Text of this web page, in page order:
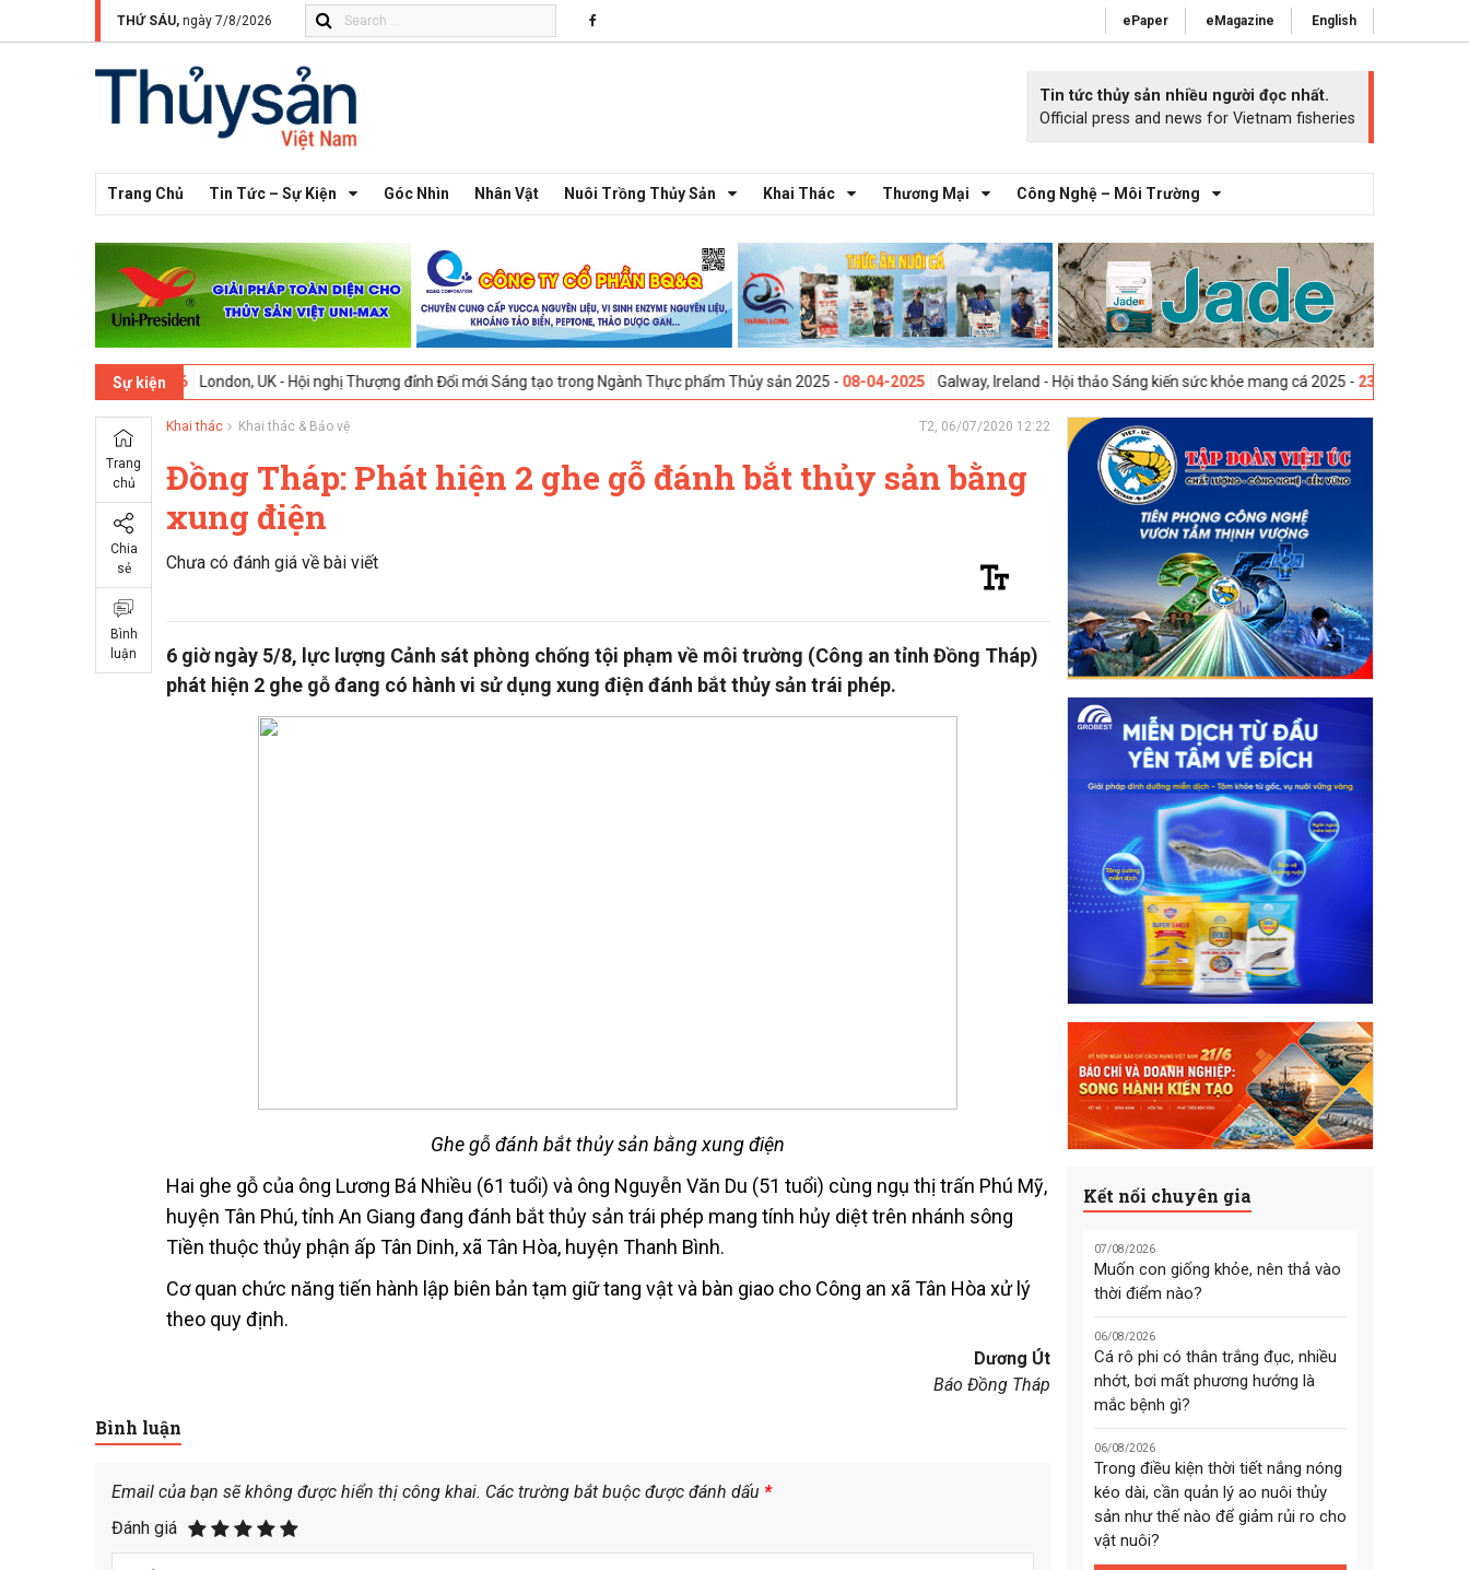
THỨ SÁU, ngày 7/8/2026 ePaper eMagazine English
Tin tức thủy sản nhiều người đọc nhất.
Official press and news for Vietnam fisheries
Trang Chủ Tin Tức – Sự Kiện Góc Nhìn Nhân Vật Nuôi Trồng Thủy Sản Khai Thác Thương Mại Công Nghệ – Môi Trường
Sự kiện
London, UK - Hội nghị Thượng đỉnh Đổi mới Sáng tạo trong Ngành Thực phẩm Thủy sản 2025 -08-04-2025 Galway, Ireland - Hội thảo Sáng kiến sức khỏe mang cá 2025 -23-04-2025 Vigo, Tây
Trang
chủ
Chia
sẻ
Bình
luận
Khai thác Khai thác & Bảo vệ T2, 06/07/2020 12:22
Đồng Tháp: Phát hiện 2 ghe gỗ đánh bắt thủy sản bằng
xung điện
Chưa có đánh giá về bài viết
6 giờ ngày 5/8, lực lượng Cảnh sát phòng chống tội phạm về môi trường (Công an tỉnh Đồng Tháp)
phát hiện 2 ghe gỗ đang có hành vi sử dụng xung điện đánh bắt thủy sản trái phép.
Ghe gỗ đánh bắt thủy sản bằng xung điện
Hai ghe gỗ của ông Lương Bá Nhiều (61 tuổi) và ông Nguyễn Văn Du (51 tuổi) cùng ngụ thị trấn Phú Mỹ,
huyện Tân Phú, tỉnh An Giang đang đánh bắt thủy sản trái phép mang tính hủy diệt trên nhánh sông
Tiền thuộc thủy phận ấp Tân Dinh, xã Tân Hòa, huyện Thanh Bình.
Cơ quan chức năng tiến hành lập biên bản tạm giữ tang vật và bàn giao cho Công an xã Tân Hòa xử lý
theo quy định.
Dương Út
Báo Đồng Tháp
Bình luận
Email của bạn sẽ không được hiển thị công khai. Các trường bắt buộc được đánh dấu *
Đánh giá
Kết nối chuyên gia
07/08/2026
Muốn con giống khỏe, nên thả vào
thời điểm nào?
06/08/2026
Cá rô phi có thân trắng đục, nhiều
nhớt, bơi mất phương hướng là
mắc bệnh gì?
06/08/2026
Trong điều kiện thời tiết nắng nóng
kéo dài, cần quản lý ao nuôi thủy
sản như thế nào để giảm rủi ro cho
vật nuôi?